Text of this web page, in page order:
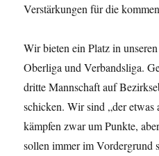
Verstärkungen für die
Wir bieten ein Platz in
Oberliga und Verbandsliga.
dritte Mannschaft auf
schicken. Wir sind „der etwas
kämpfen zwar um Punkte,
sollen immer im Vordergrund